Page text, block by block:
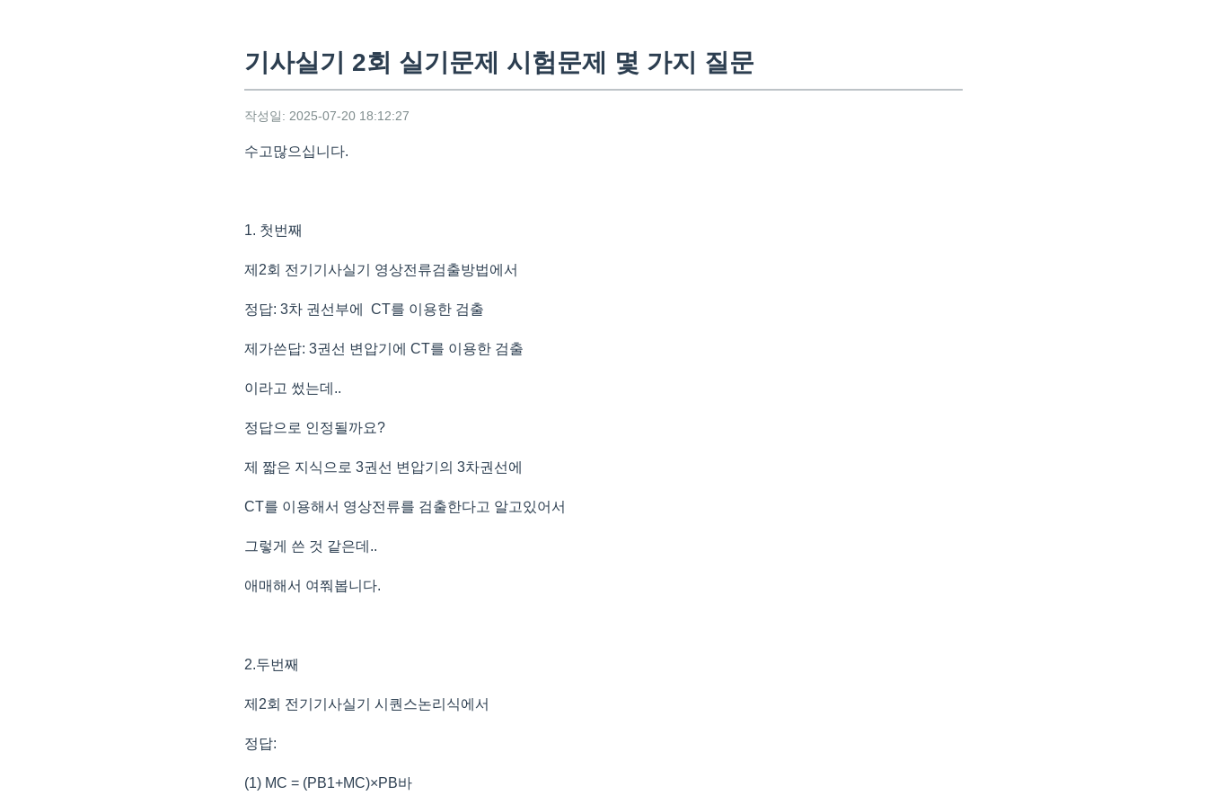
기사실기 2회 실기문제 시험문제 몇 가지 질문
작성일: 2025-07-20 18:12:27
수고많으십니다.
1. 첫번째
제2회 전기기사실기 영상전류검출방법에서
정답: 3차 권선부에 CT를 이용한 검출
제가쓴답: 3권선 변압기에 CT를 이용한 검출
이라고 썼는데..
정답으로 인정될까요?
제 짧은 지식으로 3권선 변압기의 3차권선에
CT를 이용해서 영상전류를 검출한다고 알고있어서
그렇게 쓴 것 같은데..
애매해서 여쭤봅니다.
2.두번째
제2회 전기기사실기 시퀀스논리식에서
정답:
(1) MC = (PB1+MC)×PB바